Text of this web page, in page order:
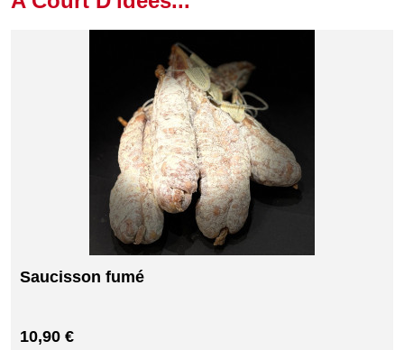
Saucisson fumé
10,90 €